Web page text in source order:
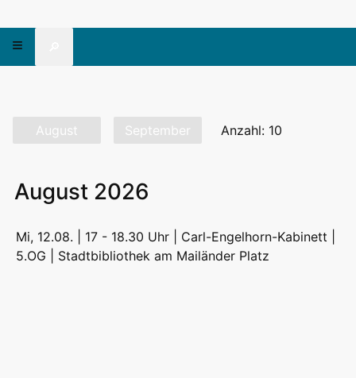
August September Anzahl: 10
August 2026
Mi, 12.08. | 17 - 18.30 Uhr | Carl-Engelhorn-Kabinett |
5.OG | Stadtbibliothek am Mailänder Platz